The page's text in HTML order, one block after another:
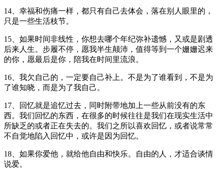
14、幸福和伤痛一样，都只有自己去体会，落在别人眼里的，
只是一些生活枝节。
15、如果时间非线性，你想去哪个年纪弥补遗憾，又或是剧透
后来人生。步履不停，愿我半生颠沛，值得等到一个姗姗迟来
的你，愿最后是你，陪我在时间里流浪。
16、我欠自己的，一定要自己补上。不是为了谁看到，不是为
了谁知晓，而是为了我自己。
17、回忆就是追忆过去，同时附带地加上一些从前没有的东
西。我们回忆的东西，在很多的时候往往是我们在现实生活中
所缺乏的或者正在失去的。我们之所以喜欢回忆，或者说常常
不自觉地陷入回忆中，或许是因为回忆。
18、如果你爱他，就给他自由和快乐。自由的人，才适合谈情
说爱。